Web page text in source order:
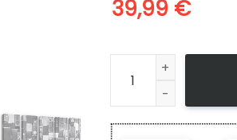
39,99 €
Vintage Speakers